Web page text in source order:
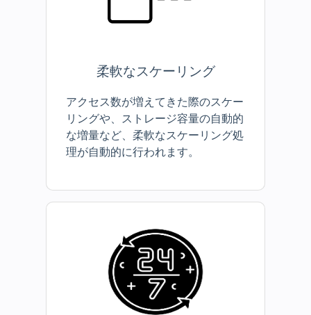
柔軟なスケーリング
アクセス数が増えてきた際のスケー
リングや、ストレージ容量の自動的
な増量など、柔軟なスケーリング処
理が自動的に行われます。